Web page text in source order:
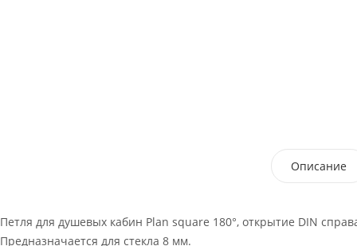
Описание
Петля для душевых кабин Plan square 180°, открытие DIN
Предназначается для стекла 8 мм.